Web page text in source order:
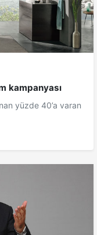
kampanyası
yüzde 40’a varan